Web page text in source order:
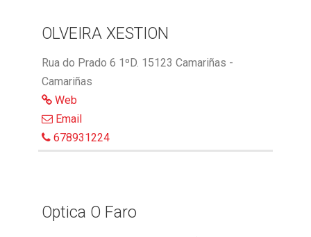
OLVEIRA XESTION
Rua do Prado 6 1ºD. 15123 Camariñas -
Camariñas
Web
Email
678931224
Optica O Faro